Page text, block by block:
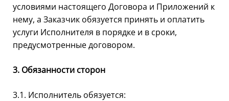
условиями настоящего Договора и Приложений к
нему, а Заказчик обязуется принять и оплатить
услуги Исполнителя в порядке и в сроки,
предусмотренные договором.
3. Обязанности сторон
3.1. Исполнитель обязуется: